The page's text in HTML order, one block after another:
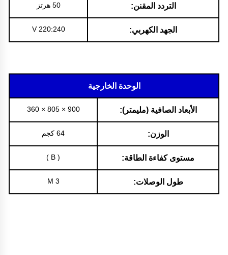
التردد المقنن: 50 هرتز
الجهد الكهربي: 220:240 V
الوحدة الخارجية
الأبعاد الصافية (مليمتر): 900 × 805 × 360
الوزن: 64 كجم
مستوى كفاءة الطاقة: ( B )
طول الوصلات: 3 M